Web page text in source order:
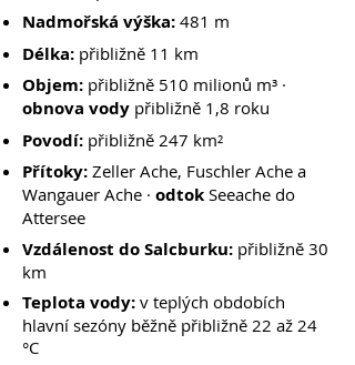
Nadmořská výška: 481 m
Délka: přibližně 11 km
Objem: přibližně 510 milionů m³ ·
obnova vody přibližně 1,8 roku
Povodí: přibližně 247 km²
Přítoky: Zeller Ache, Fuschler Ache a
Wangauer Ache · odtok Seeache do
Attersee
Vzdálenost do Salcburku: přibližně 30
km
Teplota vody: v teplých obdobích
hlavní sezóny běžně přibližně 22 až 24
°C